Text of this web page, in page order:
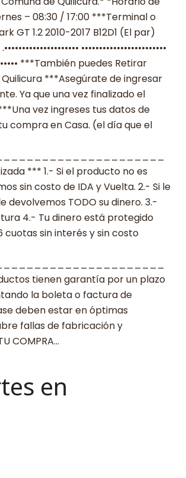
– 08:30 / 17:00 ***Terminal o
GT 1.2 2010-2017 B12D1 (El par)
••••••••••••••••••••••••
***También puedes Retirar
***Asegúrate de ingresar
Ya que una vez finalizado el
vez ingreses tus datos de
compra en Casa. (el día que el
*** 1.- Si el producto no es
sin costo de IDA y Vuelta. 2.- Si le
TODO su dinero. 3.-
4.- Tu dinero está protegido
sin interés y sin costo
tienen garantía por un plazo
la boleta o factura de
deben estar en óptimas
fallas de fabricación y
COMPRA…
en